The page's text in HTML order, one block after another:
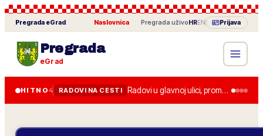
Pregrada eGrad Naslovnica Pregrada uživoHREN Prijava
Pregrada
eGrad
HITNO 4 RADOVI NA CESTI Radovi u glavnoj ulici, promet je usporen do kraja tjedna.